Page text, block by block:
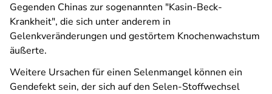
Gegenden Chinas zur sogenannten "Kasin-Beck-
Krankheit", die sich unter anderem in
Gelenkveränderungen und gestörtem Knochenwachstum
äußerte.
Weitere Ursachen für einen Selenmangel können ein
Gendefekt sein, der sich auf den Selen-Stoffwechsel